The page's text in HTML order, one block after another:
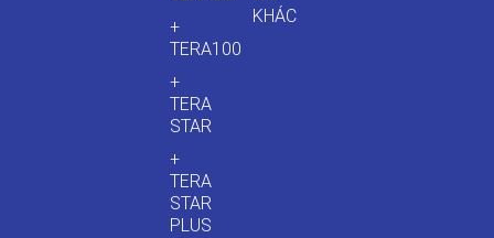
+
TERA100
+
TERA
STAR
+
TERA
STAR
PLUS
KHÁC